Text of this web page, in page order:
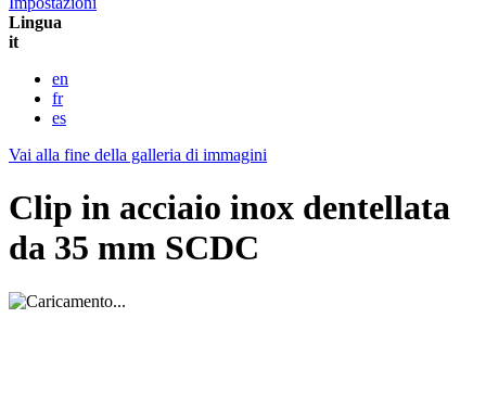
Lingua
it
en
fr
es
Vai alla fine della galleria di immagini
Clip in acciaio inox dentellata
da 35 mm SCDC